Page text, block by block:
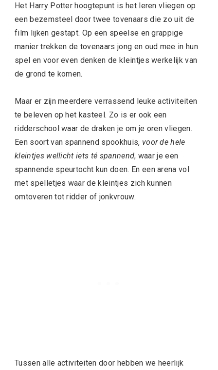
Het Harry Potter hoogtepunt is het leren vliegen op
een bezemsteel door twee tovenaars die zo uit de
film lijken gestapt. Op een speelse en grappige
manier trekken de tovenaars jong en oud mee in hun
spel en voor even denken de kleintjes werkelijk van
de grond te komen.
Maar er zijn meerdere verrassend leuke activiteiten
te beleven op het kasteel. Zo is er ook een
ridderschool waar de draken je om je oren vliegen.
Een soort van spannend spookhuis, voor de hele
kleintjes wellicht iets té spannend, waar je een
spannende speurtocht kun doen. En een arena vol
met spelletjes waar de kleintjes zich kunnen
omtoveren tot ridder of jonkvrouw.
Tussen alle activiteiten door hebben we heerlijk